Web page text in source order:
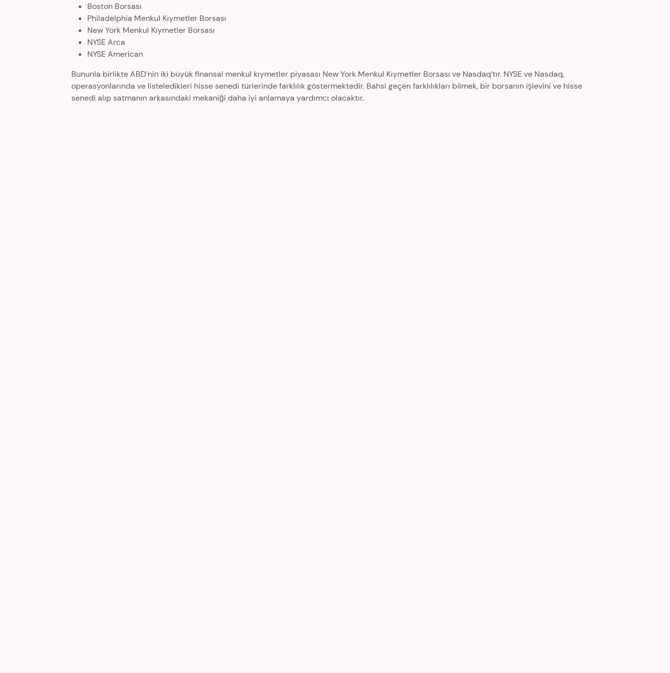
Boston Borsası
Philadelphia Menkul Kıymetler Borsası
New York Menkul Kıymetler Borsası
NYSE Arca
NYSE American
Bununla birlikte ABD’nin iki büyük finansal menkul kıymetler piyasası New York Menkul Kıymetler Borsası ve Nasdaq’tır. NYSE ve Nasdaq,
operasyonlarında ve listeledikleri hisse senedi türlerinde farklılık göstermektedir. Bahsi geçen farklılıkları bilmek, bir borsanın işlevini ve hisse
senedi alıp satmanın arkasındaki mekaniği daha iyi anlamaya yardımcı olacaktır.